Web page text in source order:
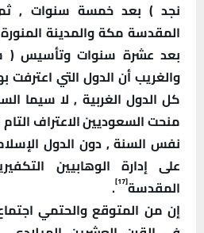
نجد ) بعد خمسة سنوات , ثم
المقدسة مكة والمدينة
بعد عشرة سنوات وتأسيس (
والغريب أن الدول التي
كل الدول الغربية , لا سيما
منحت السعوديين الاعتراف
نفس السنة , دون الدول
على إدارة الوهابيين
المقدسة[17]
.
إن من المتوقع والحتمي اجتماع